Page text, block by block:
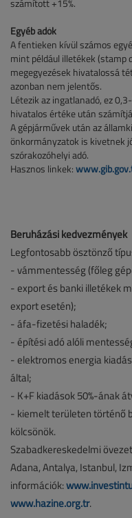
számított +15%.
Egyéb adók
A fentieken kívül számos
mint például illetékek (stamp
megegyezések hivatalossá
azonban nem jelentős.
Létezik az ingatlanadó, ez
hivatalos értéke után
A gépjárművek után az
önkormányzatok is kivetnek
szórakozóhelyi adó.
Hasznos linkek:
Beruházási kedvezmények
Legfontosabb ösztönző
- vámmentesség (főleg
- export és banki illetékek
export esetén);
- áfa-fizetési haladék;
- építési adó alóli
- elektromos energia
által;
- K+F kiadások 50%-ának
- kiemelt területen történő
kölcsönök.
Szabadkereskedelmi
Adana, Antalya, Istanbul,
információk:
www.hazine.org.tr.